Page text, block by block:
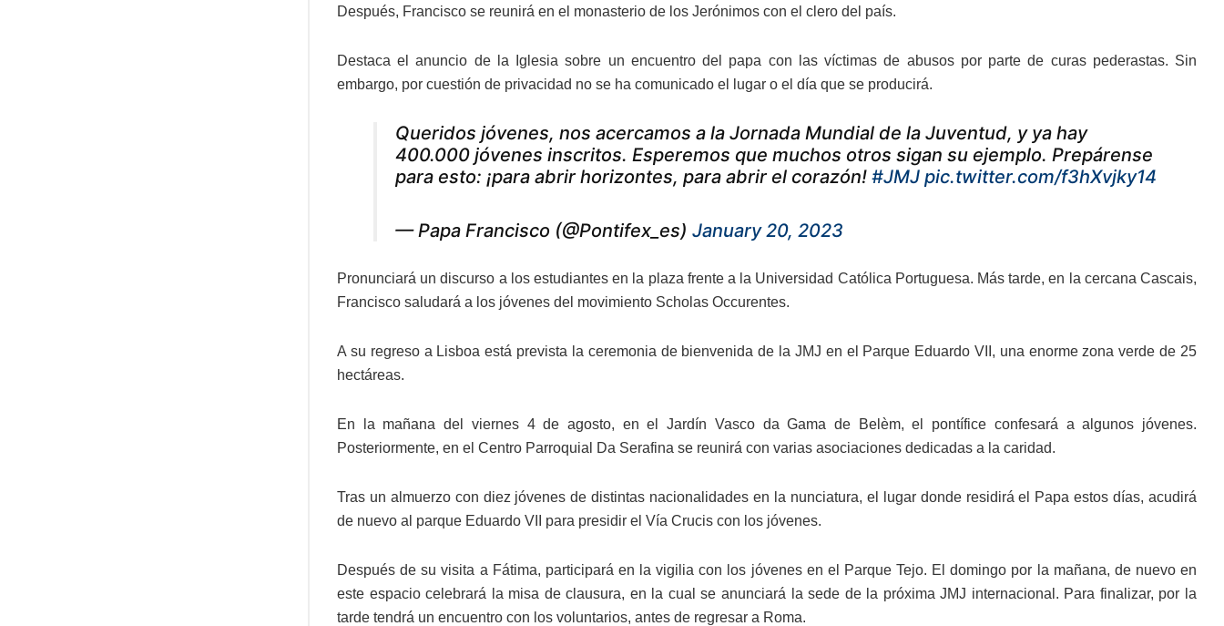
Después, Francisco se reunirá en el monasterio de los Jerónimos con el clero del país.
Destaca el anuncio de la Iglesia sobre un encuentro del papa con las víctimas de abusos por parte de curas pederastas. Sin
embargo, por cuestión de privacidad no se ha comunicado el lugar o el día que se producirá.
Queridos jóvenes, nos acercamos a la Jornada Mundial de la Juventud, y ya hay
400.000 jóvenes inscritos. Esperemos que muchos otros sigan su ejemplo. Prepárense
para esto: ¡para abrir horizontes, para abrir el corazón! #JMJ pic.twitter.com/f3hXvjky14
— Papa Francisco (@Pontifex_es) January 20, 2023
Pronunciará un discurso a los estudiantes en la plaza frente a la Universidad Católica Portuguesa. Más tarde, en la cercana Cascais,
Francisco saludará a los jóvenes del movimiento Scholas Occurentes.
A su regreso a Lisboa está prevista la ceremonia de bienvenida de la JMJ en el Parque Eduardo VII, una enorme zona verde de 25
hectáreas.
En la mañana del viernes 4 de agosto, en el Jardín Vasco da Gama de Belèm, el pontífice confesará a algunos jóvenes.
Posteriormente, en el Centro Parroquial Da Serafina se reunirá con varias asociaciones dedicadas a la caridad.
Tras un almuerzo con diez jóvenes de distintas nacionalidades en la nunciatura, el lugar donde residirá el Papa estos días, acudirá
de nuevo al parque Eduardo VII para presidir el Vía Crucis con los jóvenes.
Después de su visita a Fátima, participará en la vigilia con los jóvenes en el Parque Tejo. El domingo por la mañana, de nuevo en
este espacio celebrará la misa de clausura, en la cual se anunciará la sede de la próxima JMJ internacional. Para finalizar, por la
tarde tendrá un encuentro con los voluntarios, antes de regresar a Roma.